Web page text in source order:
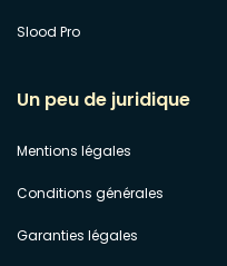
Slood Pro
Un peu de juridique
Mentions légales
Conditions générales
Garanties légales